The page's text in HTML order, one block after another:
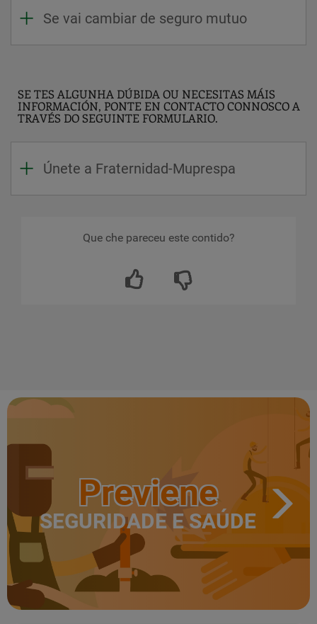
Se vai cambiar de seguro mutuo
SE TES ALGUNHA DÚBIDA OU NECESITAS MÁIS
INFORMACIÓN, PONTE EN CONTACTO CONNOSCO A
TRAVÉS DO SEGUINTE FORMULARIO.
Únete a Fraternidad-Muprespa
Que che pareceu este contido?
Previene
SEGURIDADE E SAÚDE